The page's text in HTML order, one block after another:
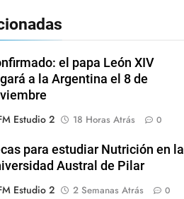
el papa León XIV
a la Argentina el 8 de
Estudio 2
18 Horas Atrás 0
para estudiar Nutrición en la
Austral de Pilar
Estudio 2
2 Semanas Atrás 0